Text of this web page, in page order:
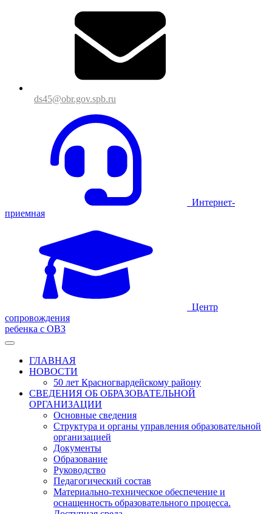
ds45@obr.gov.spb.ru
Интернет-
приемная
Центр
сопровождения
ребенка с ОВЗ
ГЛАВНАЯ
НОВОСТИ
50 лет Красногвардейскому району
СВЕДЕНИЯ ОБ ОБРАЗОВАТЕЛЬНОЙ
ОРГАНИЗАЦИИ
Основные сведения
Структура и органы управления образовательной
организацией
Документы
Образование
Руководство
Педагогический состав
Материально-техническое обеспечение и
оснащенность образовательного процесса.